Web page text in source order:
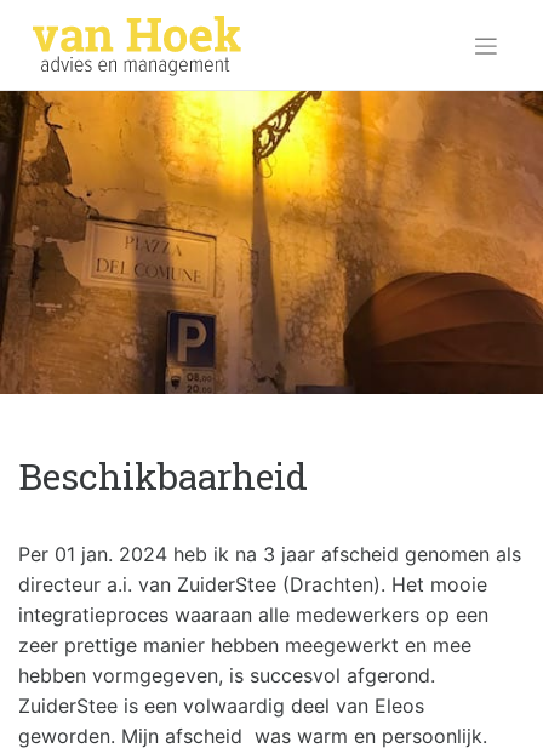
Beschikbaarheid
Per 01 jan. 2024 heb ik na 3 jaar afscheid genomen als
directeur a.i. van ZuiderStee (Drachten). Het mooie
integratieproces waaraan alle medewerkers op een
zeer prettige manier hebben meegewerkt en mee
hebben vormgegeven, is succesvol afgerond.
ZuiderStee is een volwaardig deel van Eleos
geworden. Mijn afscheid was warm en persoonlijk.